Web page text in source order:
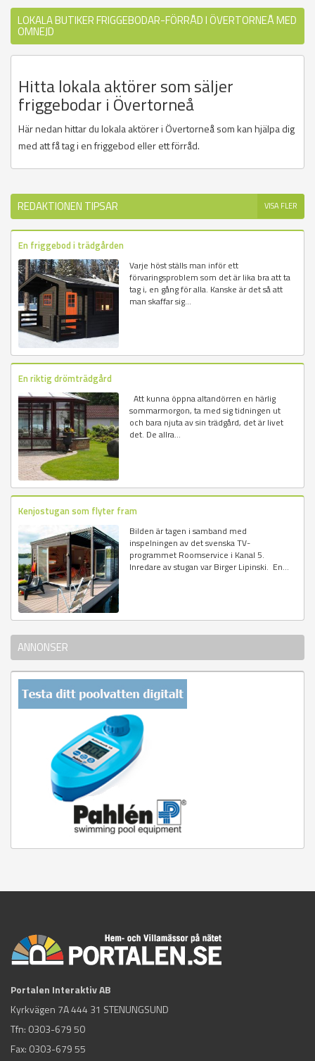
LOKALA BUTIKER FRIGGEBODAR-FÖRRÅD I ÖVERTORNEÅ MED
OMNEJD
Hitta lokala aktörer som säljer
friggebodar i Övertorneå
Här nedan hittar du lokala aktörer i Övertorneå som kan hjälpa dig
med att få tag i en friggebod eller ett förråd.
REDAKTIONEN TIPSAR VISA FLER
En friggebod i trädgården
Varje höst ställs man inför ett
förvaringsproblem som det är lika bra att ta
tag i, en gång för alla. Kanske är det så att
man skaffar sig...
En riktig drömträdgård
Att kunna öppna altandörren en härlig
sommarmorgon, ta med sig tidningen ut
och bara njuta av sin trädgård, det är livet
det. De allra...
Kenjostugan som flyter fram
Bilden är tagen i samband med
inspelningen av det svenska TV-
programmet Roomservice i Kanal 5.
Inredare av stugan var Birger Lipinski. En...
ANNONSER
Portalen Interaktiv AB
Kyrkvägen 7A 444 31 STENUNGSUND
Tfn: 0303-679 50
Fax: 0303-679 55